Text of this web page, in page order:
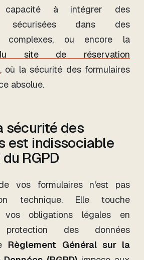
capacité à intégrer des
sécurisées dans des
complexes, ou encore la
site de réservation
, où la sécurité des formulaires
absolue.
sécurité des
est indissociable
RGPD
vos formulaires n'est pas
technique. Elle touche
obligations légales en
des données
Règlement Général sur la